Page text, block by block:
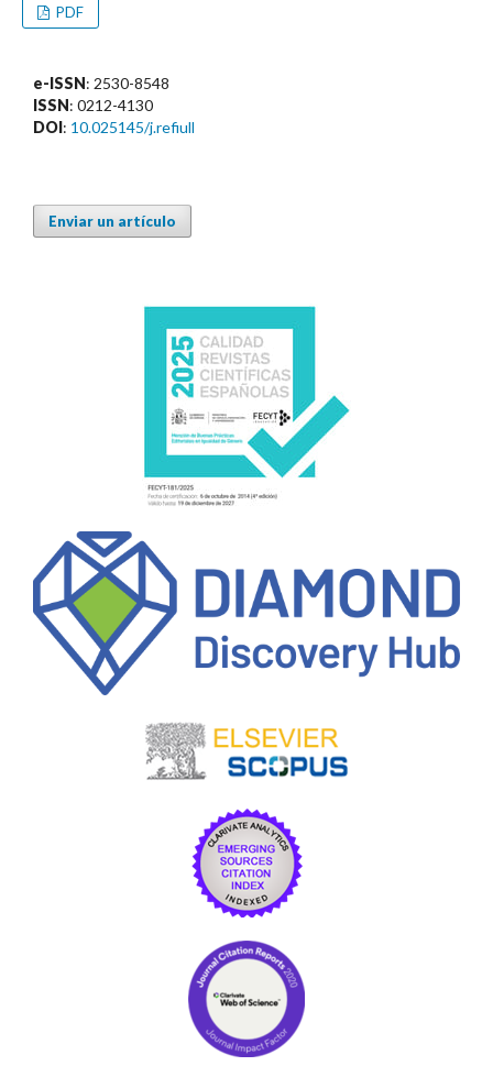
PDF
e-ISSN: 2530-8548
ISSN: 0212-4130
DOI: 10.025145/j.refiull
Enviar un artículo